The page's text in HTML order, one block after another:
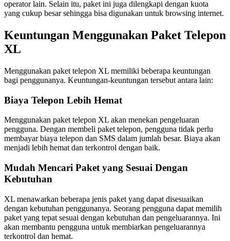
operator lain. Selain itu, paket ini juga dilengkapi dengan kuota
yang cukup besar sehingga bisa digunakan untuk browsing internet.
Keuntungan Menggunakan Paket Telepon
XL
Menggunakan paket telepon XL memiliki beberapa keuntungan
bagi penggunanya. Keuntungan-keuntungan tersebut antara lain:
Biaya Telepon Lebih Hemat
Menggunakan paket telepon XL akan menekan pengeluaran
pengguna. Dengan membeli paket telepon, pengguna tidak perlu
membayar biaya telepon dan SMS dalam jumlah besar. Biaya akan
menjadi lebih hemat dan terkontrol dengan baik.
Mudah Mencari Paket yang Sesuai Dengan
Kebutuhan
XL menawarkan beberapa jenis paket yang dapat disesuaikan
dengan kebutuhan penggunanya. Seorang pengguna dapat memilih
paket yang tepat sesuai dengan kebutuhan dan pengeluarannya. Ini
akan membantu pengguna untuk membiarkan pengeluarannya
terkontrol dan hemat.